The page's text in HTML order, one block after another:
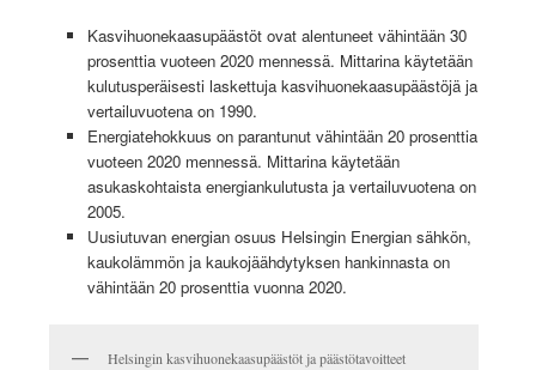
Kasvihuonekaasupäästöt ovat alentuneet vähintään 30
prosenttia vuoteen 2020 mennessä. Mittarina käytetään
kulutusperäisesti laskettuja kasvihuonekaasupäästöjä ja
vertailuvuotena on 1990.
Energiatehokkuus on parantunut vähintään 20 prosenttia
vuoteen 2020 mennessä. Mittarina käytetään
asukaskohtaista energiankulutusta ja vertailuvuotena on
2005.
Uusiutuvan energian osuus Helsingin Energian sähkön,
kaukolämmön ja kaukojäähdytyksen hankinnasta on
vähintään 20 prosenttia vuonna 2020.
Helsingin kasvihuonekaasupäästöt ja päästötavoitteet